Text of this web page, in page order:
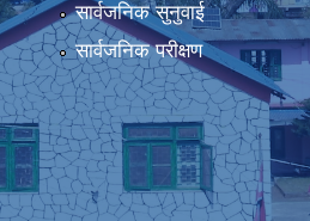
सार्वजनिक सुनुवाई
सार्वजनिक परीक्षण